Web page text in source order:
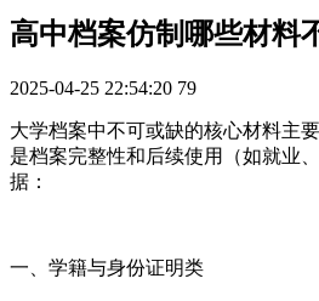
高中档案仿制哪些材料
2025-04-25 22:54:20 79
大学档案中不可或缺的核心材料主
是档案完整性和后续使用（如就业
据：
一、‌学籍与身份证明类‌